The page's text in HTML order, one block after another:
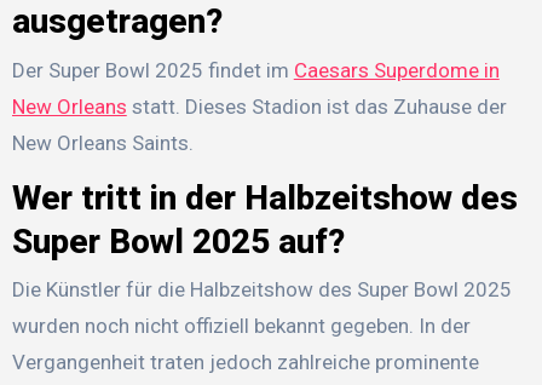
ausgetragen?
Der Super Bowl 2025 findet im Caesars Superdome in
New Orleans statt. Dieses Stadion ist das Zuhause der
New Orleans Saints.
Wer tritt in der Halbzeitshow des
Super Bowl 2025 auf?
Die Künstler für die Halbzeitshow des Super Bowl 2025
wurden noch nicht offiziell bekannt gegeben. In der
Vergangenheit traten jedoch zahlreiche prominente